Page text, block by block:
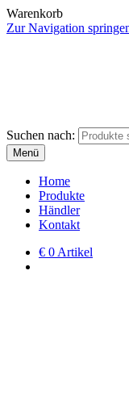
Warenkorb
Zur Navigation
Suchen nach:
Menü
Home
Produkte
Händler
Kontakt
€ 0 Artikel